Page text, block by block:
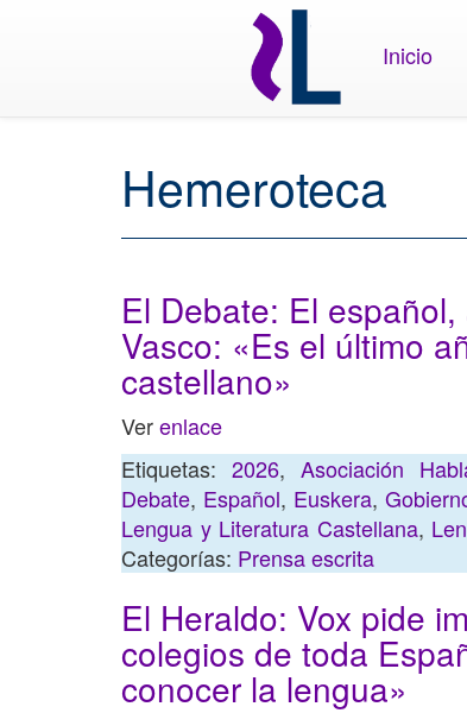
Inicio
Hemeroteca
El Debate: El
Vasco: «Es el último
castellano»
Verenlace
Etiquetas: 2026, Asociación
Debate, Español, Euskera,
Lengua y Literatura Castellana,
Categorías: Prensa escrita
El Heraldo: Vox pide
colegios de toda
conocer la lengua»